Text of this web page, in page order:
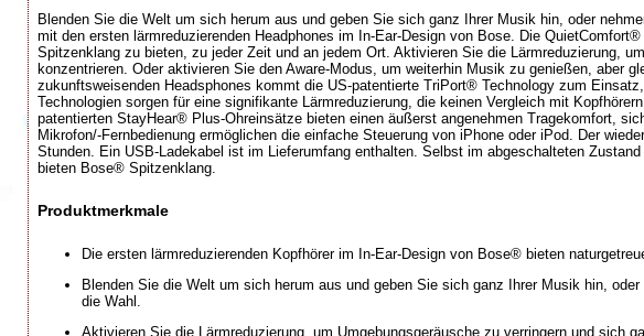
Blenden Sie die Welt um sich herum aus und geben Sie sich ganz Ihrer Musik hin, oder
mit den ersten lärmreduzierenden Headphones im In-Ear-Design von Bose. Die
Spitzenklang zu bieten, zu jeder Zeit und an jedem Ort. Aktivieren Sie die Lärmreduzierung,
konzentrieren. Oder aktivieren Sie den Aware-Modus, um weiterhin Musik zu genießen, aber
zukunftsweisenden Headsphones kommt die US-patentierte TriPort® Technology zum
Technologien sorgen für eine signifikante Lärmreduzierung, die keinen Vergleich mit
patentierten StayHear® Plus-Ohreinsätze bieten einen äußerst angenehmen Tragekomfort,
Mikrofon/-Fernbedienung ermöglichen die einfache Steuerung von iPhone oder iPod. Der
Stunden. Ein USB-Ladekabel ist im Lieferumfang enthalten. Selbst im abgeschalteten
bieten Bose® Spitzenklang.
Produktmerkmale
Die ersten lärmreduzierenden Kopfhörer im In-Ear-Design von Bose® bieten
Blenden Sie die Welt um sich herum aus und geben Sie sich ganz Ihrer Musik hin,
die Wahl.
Aktivieren Sie die Lärmreduzierung, um Umgebungsgeräusche zu verringern und sich